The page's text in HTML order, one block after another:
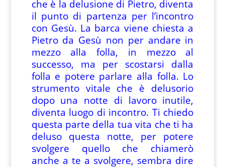
che è la delusione di Pietro, diventa
il punto di partenza per l’incontro
con Gesù. La barca viene chiesta a
Pietro da Gesù non per andare in
mezzo alla folla, in mezzo al
successo, ma per scostarsi dalla
folla e potere parlare alla folla. Lo
strumento vitale che è delusorio
dopo una notte di lavoro inutile,
diventa luogo di incontro. Ti chiedo
questa parte della tua vita che ti ha
deluso questa notte, per potere
svolgere quello che chiamerò
anche a te a svolgere, sembra dire